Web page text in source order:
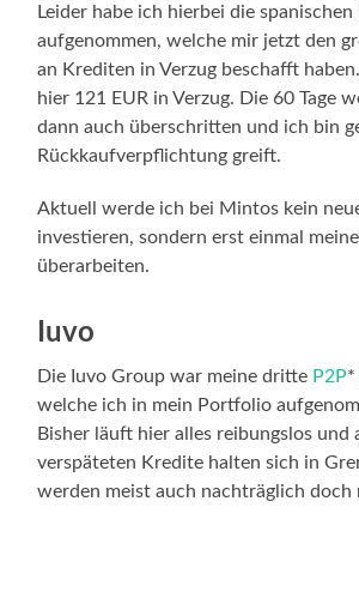
Leider habe ich hierbei die
aufgenommen, welche mir jetzt den
an Krediten in Verzug beschafft
hier 121 EUR in Verzug. Die 60 Tage
dann auch überschritten und ich bin
Rückkaufverpflichtung greift.
Aktuell werde ich bei Mintos kein
investieren, sondern erst einmal
überarbeiten.
Iuvo
Die Iuvo Group war meine dritte P2P*
welche ich in mein Portfolio
Bisher läuft hier alles reibungslos und
verspäteten Kredite halten sich in
werden meist auch nachträglich doch